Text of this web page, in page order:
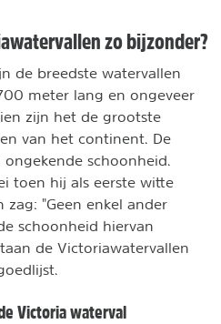
zo bijzonder?
de breedste watervallen
meter lang en ongeveer
zijn het de grootste
van het continent. De
schoonheid.
toen hij als eerste witte
"Geen enkel ander
schoonheid hiervan
de Victoriawatervallen
Victoria waterval